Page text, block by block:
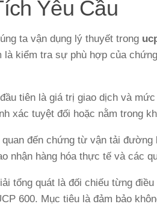
Yêu Cầu
ta vận dụng lý thuyết trong
kiểm tra sự phù hợp của
tiên là giá trị giao dịch và
xác tuyệt đối hoặc nằm trong
đến chứng từ vận tải
nhận hàng hóa thực tế và các
tổng quát là đối chiếu từng
600. Mục tiêu là đảm bảo